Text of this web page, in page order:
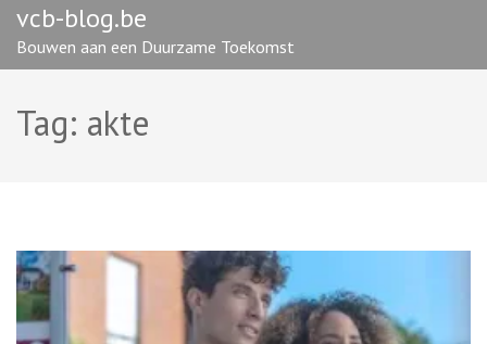
vcb-blog.be
Bouwen aan een Duurzame Toekomst
Tag: akte